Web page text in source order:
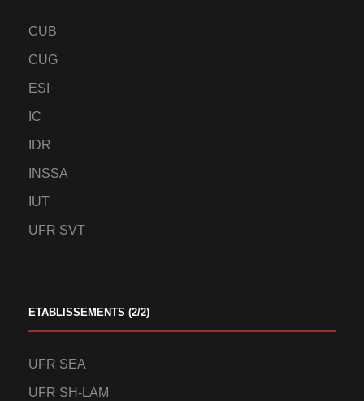
CUB
CUG
ESI
IC
IDR
INSSA
IUT
UFR SVT
ETABLISSEMENTS (2/2)
UFR SEA
UFR SH-LAM